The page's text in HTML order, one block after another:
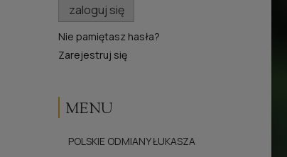
zaloguj się
Nie pamiętasz hasła?
Zarejestruj się
MENU
POLSKIE ODMIANY ŁUKASZA